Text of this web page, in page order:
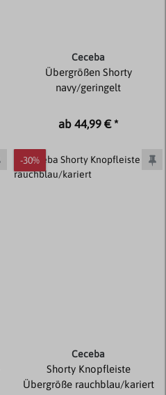
Ceceba
Übergrößen Shorty
navy/geringelt
ab 44,99 € *
-30%
Ceceba
Shorty Knopfleiste
Übergröße rauchblau/kariert